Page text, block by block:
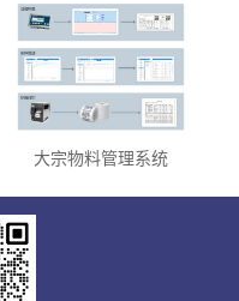
大宗物料管理系统